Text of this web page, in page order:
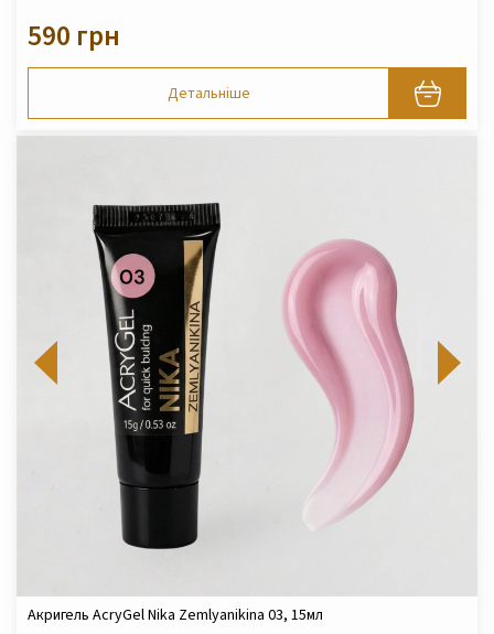
590 грн
Детальніше
Акригель AcryGel Nika Zemlyanikina 03, 15мл